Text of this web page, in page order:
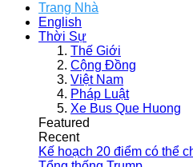
Trang Nhà
English
Thời Sự
Thế Giới
Cộng Đồng
Việt Nam
Pháp Luật
Xe Bus Que Huong
Featured
Recent
Kế hoạch 20 điểm có thể